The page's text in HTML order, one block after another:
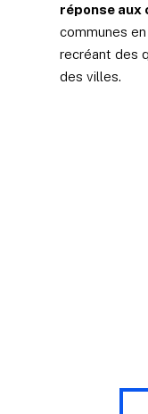
réponse
communes
recréant des
des villes.